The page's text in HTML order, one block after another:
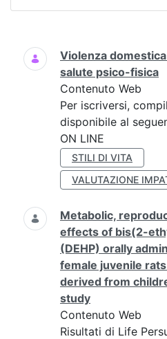
Ricerca
Violenza
salute psico-fisica
Contenuto Web
Per iscriversi,
disponibile al
ON LINE
STILI DI VITA
VALUTAZIONE
Metabolic,
effects of bis(2-
(DEHP) orally
female juvenile
derived from
study
Contenuto Web
Risultati di Life